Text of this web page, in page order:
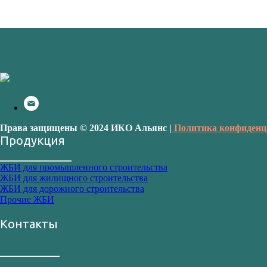
Права защищены © 2024 ИКО Альянс | Политика
Продукция
ЖБИ для промышленного строительства
ЖБИ для жилищного строительства
ЖБИ для дорожного строительства
Прочие ЖБИ
Контакты